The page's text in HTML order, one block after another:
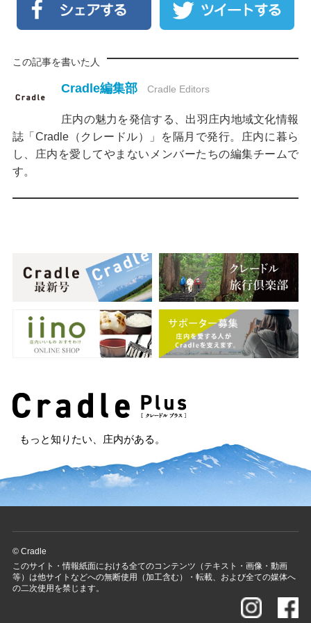
この記事を書いた人
Cradle編集部 Cradle Editors
庄内の魅力を発信する、出羽庄内地域文化情報
誌「Cradle（クレードル）」を隔月で発行。庄内に暮ら
し、庄内を愛してやまないメンバーたちの編集チームで
す。
もっと知りたい、庄内がある。
© Cradle
このサイト・情報紙面における全てのコンテンツ（テキスト・画像・動画
等）は他サイトなどへの無断使用（加工含む）・転載、および全ての媒体へ
の二次使用を禁じます。